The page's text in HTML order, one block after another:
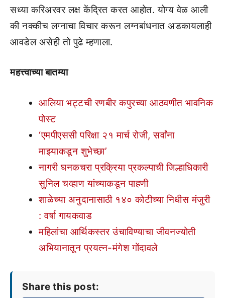
सध्या करिअरवर लक्ष केंद्रित करत आहोत. योग्य वेळ आली
की नक्कीच लग्नाचा विचार करून लग्नबांधनात अडकायलाही
आवडेल असेही तो पुढे म्हणाला.
महत्त्वाच्या बातम्या
आलिया भट्टची रणबीर कपुरच्या आठवणीत भावनिक
पोस्ट
‘एमपीएससी परिक्षा २१ मार्च रोजी, सर्वांना
माझ्याकडून शुभेच्छा’
नागरी घनकचरा प्रक्रिया प्रकल्पाची जिल्हाधिकारी
सुनिल चव्हाण यांच्याकडून पाहणी
शाळेच्या अनुदानासाठी १४० कोटीच्या निधीस मंजुरी
: वर्षा गायकवाड
महिलांचा आर्थिकस्तर उंचाविण्याचा जीवनज्योती
अभियानातून प्रयत्न-मंगेश गोंदावले
Share this post: